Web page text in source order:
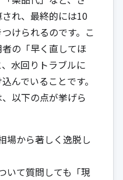
れ、最終的には10
けられるのです。こ
の「早く直してほ
水回りトラブルに
んでいることです。
以下の点が挙げら
場から著しく逸脱し
いて質問しても「現